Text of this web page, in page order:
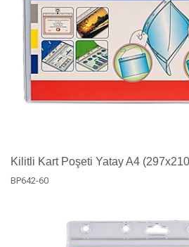
Kilitli Kart Poşeti Yatay A4
BP642-60